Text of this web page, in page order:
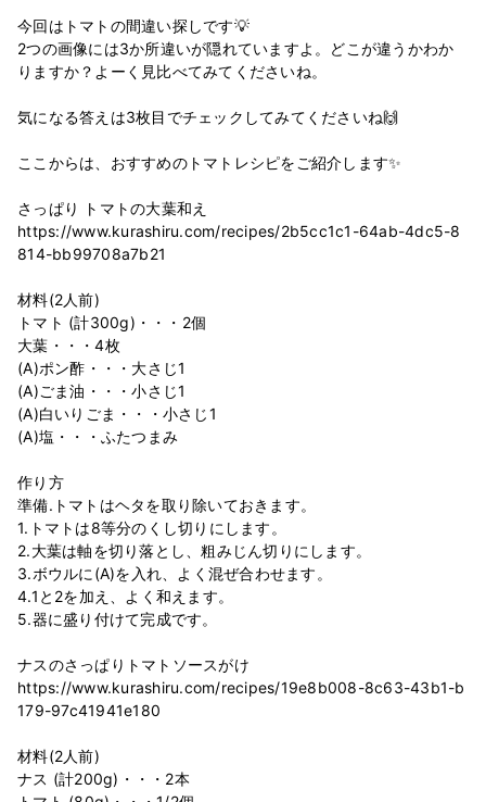
今回はトマトの間違い探しです💡
2つの画像には3か所違いが隠れていますよ。どこが違うかわか
りますか？よーく見比べてみてくださいね。
気になる答えは3枚目でチェックしてみてくださいね🙌
ここからは、おすすめのトマトレシピをご紹介します✨
さっぱり トマトの大葉和え
https://www.kurashiru.com/recipes/2b5cc1c1-64ab-4dc5-8
814-bb99708a7b21
材料(2人前)
トマト (計300g)・・・2個
大葉・・・4枚
(A)ポン酢・・・大さじ1
(A)ごま油・・・小さじ1
(A)白いりごま・・・小さじ1
(A)塩・・・ふたつまみ
作り方
準備.トマトはヘタを取り除いておきます。
1.トマトは8等分のくし切りにします。
2.大葉は軸を切り落とし、粗みじん切りにします。
3.ボウルに(A)を入れ、よく混ぜ合わせます。
4.1と2を加え、よく和えます。
5.器に盛り付けて完成です。
ナスのさっぱりトマトソースがけ
https://www.kurashiru.com/recipes/19e8b008-8c63-43b1-b
179-97c41941e180
材料(2人前)
ナス (計200g)・・・2本